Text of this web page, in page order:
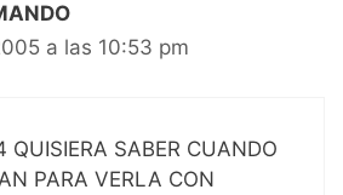
a las 10:53 pm
QUISIERA SABER CUANDO
PARA VERLA CON